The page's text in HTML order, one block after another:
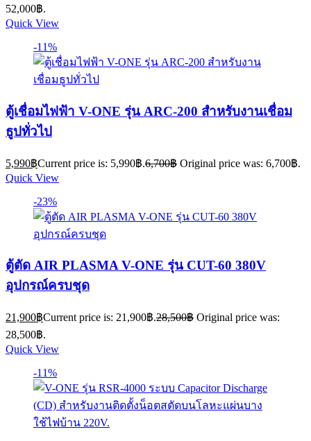
52,000฿.
Quick View
-11%
ตู้เชื่อมไฟฟ้า V-ONE รุ่น ARC-200 สำหรับงานเชื่อม
ธูปทั่วไป
5,990฿Current price is: 5,990฿.6,700฿ Original price was: 6,700฿.
Quick View
-23%
ตู้ตัด AIR PLASMA V-ONE รุ่น CUT-60 380V
อุปกรณ์ครบชุด
21,900฿Current price is: 21,900฿.28,500฿ Original price was:
28,500฿.
Quick View
-11%